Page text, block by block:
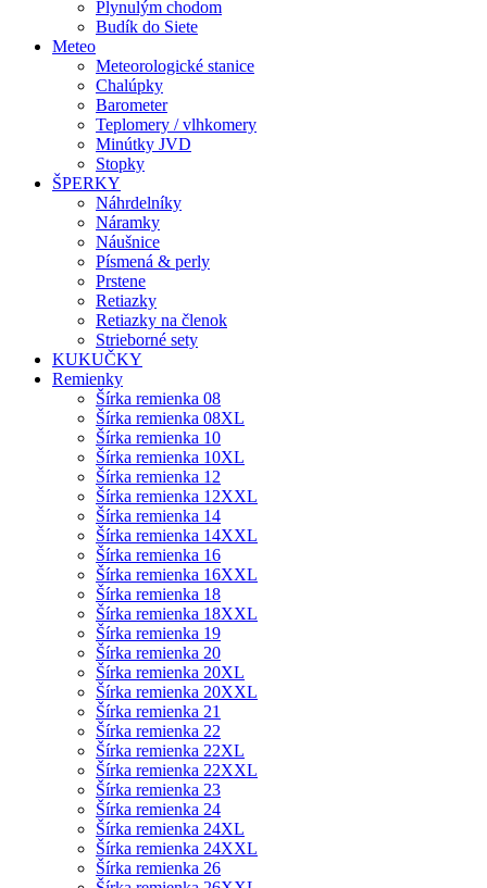
Plynulým chodom
Budík do Siete
Meteo
Meteorologické stanice
Chalúpky
Barometer
Teplomery / vlhkomery
Minútky JVD
Stopky
ŠPERKY
Náhrdelníky
Náramky
Náušnice
Písmená & perly
Prstene
Retiazky
Retiazky na členok
Strieborné sety
KUKUČKY
Remienky
Šírka remienka 08
Šírka remienka 08XL
Šírka remienka 10
Šírka remienka 10XL
Šírka remienka 12
Šírka remienka 12XXL
Šírka remienka 14
Šírka remienka 14XXL
Šírka remienka 16
Šírka remienka 16XXL
Šírka remienka 18
Šírka remienka 18XXL
Šírka remienka 19
Šírka remienka 20
Šírka remienka 20XL
Šírka remienka 20XXL
Šírka remienka 21
Šírka remienka 22
Šírka remienka 22XL
Šírka remienka 22XXL
Šírka remienka 23
Šírka remienka 24
Šírka remienka 24XL
Šírka remienka 24XXL
Šírka remienka 26